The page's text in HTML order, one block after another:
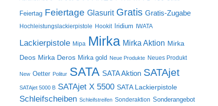
Feiertag Feiertage Glasurit Gratis Gratis-Zugabe
Hochleistungslackierpistole Hookit Iridium IWATA
Lackierpistole Mipa Mirka Mirka Aktion Mirka
Deos Mirka Deros Mirka gold Neue Produkte Neues Produkt
New Oetter Politur SATA SATA Aktion SATAjet
SATAjet 5000 B SATAjet X 5500 SATA Lackierpistole
Schleifscheiben Schleifstreifen Sonderaktion Sonderangebot